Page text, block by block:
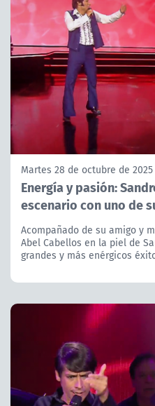
Martes 28 de octubre de 2025
Energía y pasión:
escenario con uno de
Acompañado de su amigo y
Abel Cabellos en la piel de
grandes y más enérgicos